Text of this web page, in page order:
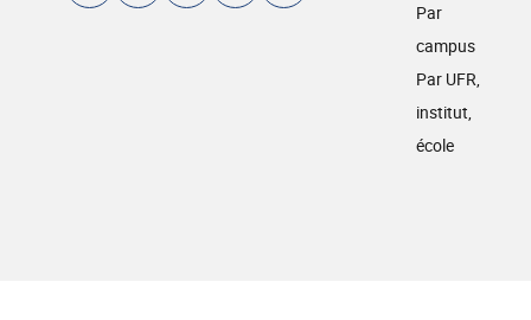
Par
campus
Par UFR,
institut,
école